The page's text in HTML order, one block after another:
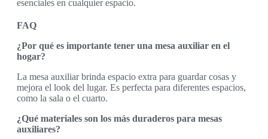
esenciales en cualquier espacio.
FAQ
¿Por qué es importante tener una mesa auxiliar en el
hogar?
La mesa auxiliar brinda espacio extra para guardar cosas y
mejora el look del lugar. Es perfecta para diferentes espacios,
como la sala o el cuarto.
¿Qué materiales son los más duraderos para mesas
auxiliares?